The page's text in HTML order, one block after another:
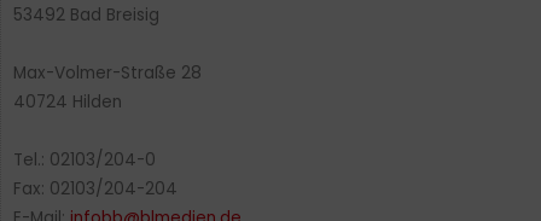
53492 Bad Breisig
Max-Volmer-Straße 28
40724 Hilden
Tel.: 02103/204-0
Fax: 02103/204-204